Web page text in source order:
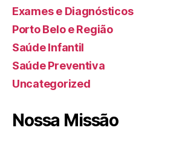
Exames e Diagnósticos
Porto Belo e Região
Saúde Infantil
Saúde Preventiva
Uncategorized
Nossa Missão